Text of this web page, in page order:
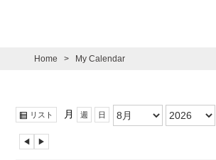
Home > My Calendar
リスト
示
月 週 日 月: 年:
前
へ
次
へ